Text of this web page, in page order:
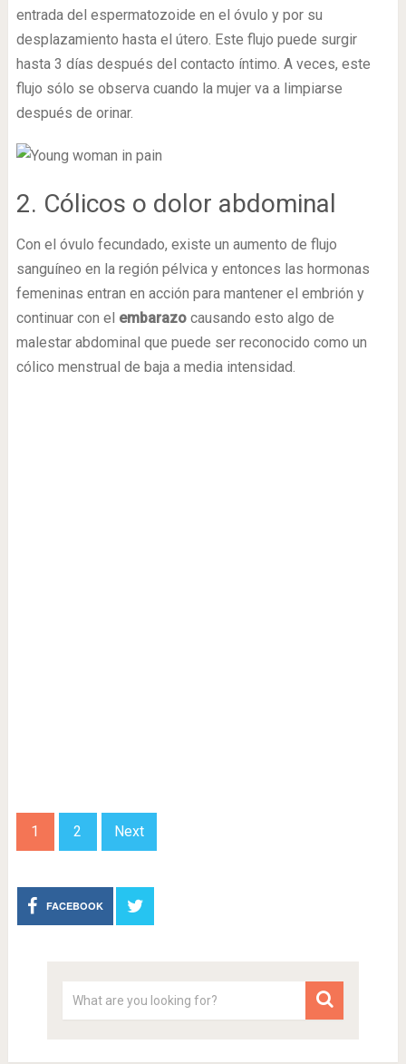
entrada del espermatozoide en el óvulo y por su
desplazamiento hasta el útero. Este flujo puede surgir
hasta 3 días después del contacto íntimo. A veces, este
flujo sólo se observa cuando la mujer va a limpiarse
después de orinar.
2. Cólicos o dolor abdominal
Con el óvulo fecundado, existe un aumento de flujo
sanguíneo en la región pélvica y entonces las hormonas
femeninas entran en acción para mantener el embrión y
continuar con el embarazocausando esto algo de
malestar abdominal que puede ser reconocido como un
cólico menstrual de baja a media intensidad.
1 2 Next
FACEBOOK